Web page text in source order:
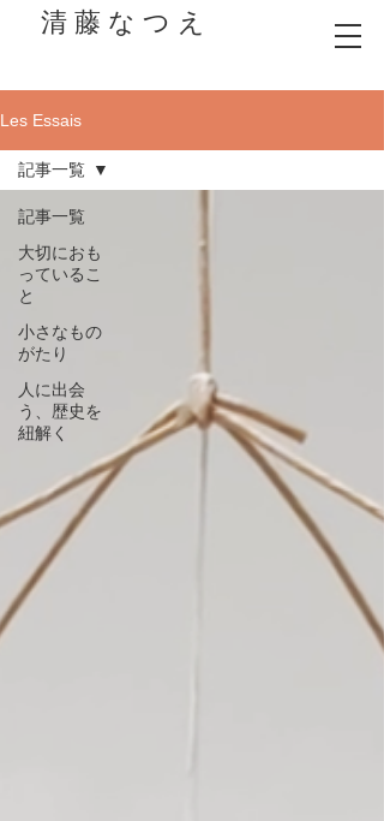
清 藤 な つ え
Les Essais
記事一覧
大切におも
っているこ
と
小さなもの
がたり
人に出会
う、歴史を
紐解く
記事一覧